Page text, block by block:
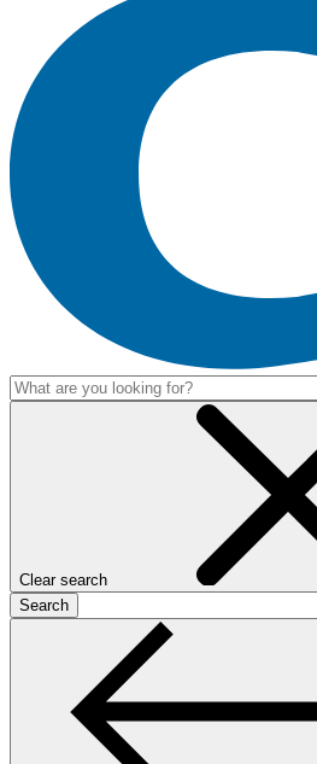
Clear search
Search